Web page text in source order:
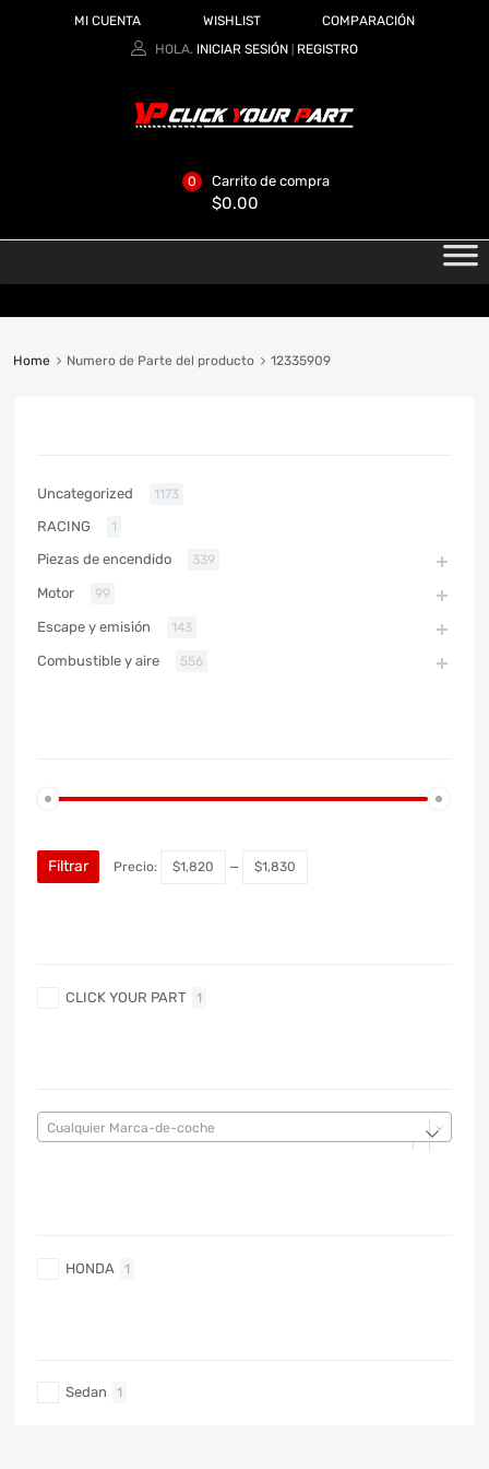
MI CUENTA WISHLIST
COMPARACIÓN
HOLA. INICIAR SESIÓN REGISTRO
Carrito de compra
$0.00
0
Home Numero de Parte del producto 12335909
Uncategorized 1173
RACING 1
Piezas de encendido 339
Motor 99
Escape y emisión 143
Combustible y aire 556
Filtrar Precio: $1,820 — $1,830
CLICK YOUR PART 1
Cualquier Marca-de-coche
HONDA 1
Sedan 1